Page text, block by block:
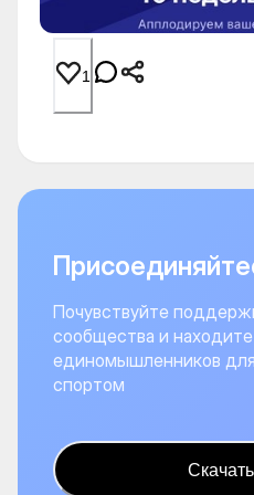
1
Почувствуйте
сообщества и находите
единомышленников
спортом